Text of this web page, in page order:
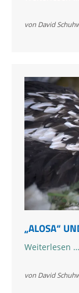
von David
„ALOSA“
Weiterlesen …
von David